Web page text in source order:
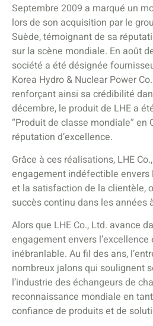
Septembre 2009 a marqué un
lors de son acquisition par le
Suède, témoignant de sa
sur la scène mondiale. En août
société a été désignée
Korea Hydro & Nuclear Power
renforçant ainsi sa crédibilité
décembre, le produit de LHE a
“Produit de classe mondiale” en
réputation d’excellence.
Grâce à ces réalisations, LHE
engagement indéfectible envers
et la satisfaction de la clientèle,
succès continu dans les années
Alors que LHE Co., Ltd. avance
engagement envers l’excellence
inébranlable. Au fil des ans,
nombreux jalons qui soulignent
l’industrie des échangeurs de
reconnaissance mondiale en
confiance de produits et de